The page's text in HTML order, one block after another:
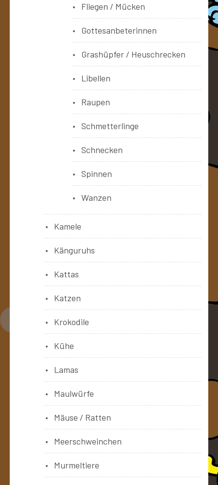
Fliegen / Mücken
Gottesanbeterinnen
Grashüpfer / Heuschrecken
Libellen
Raupen
Schmetterlinge
Schnecken
Spinnen
Wanzen
Kamele
Känguruhs
Kattas
Katzen
Krokodile
Kühe
Lamas
Maulwürfe
Mäuse / Ratten
Meerschweinchen
Murmeltiere